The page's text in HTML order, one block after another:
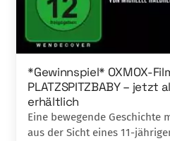
*Gewinnspiel* OXMOX-
PLATZSPITZBABY – jetzt
erhältlich
Eine bewegende Geschichte
aus der Sicht eines 11-